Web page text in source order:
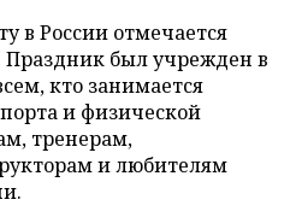
в России отмечается
был учрежден в
кто занимается
и физической
тренерам,
и любителям